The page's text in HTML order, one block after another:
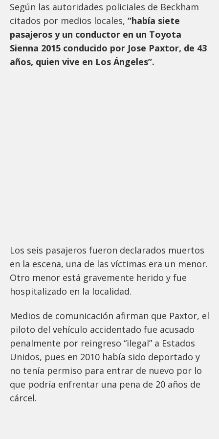
Según las autoridades policiales de Beckham
citados por medios locales, “había siete
pasajeros y un conductor en un Toyota
Sienna 2015 conducido por Jose Paxtor, de 43
años, quien vive en Los Ángeles”.
Los seis pasajeros fueron declarados muertos
en la escena, una de las víctimas era un menor.
Otro menor está gravemente herido y fue
hospitalizado en la localidad.
Medios de comunicación afirman que Paxtor, el
piloto del vehículo accidentado fue acusado
penalmente por reingreso “ilegal” a Estados
Unidos, pues en 2010 había sido deportado y
no tenía permiso para entrar de nuevo por lo
que podría enfrentar una pena de 20 años de
cárcel.